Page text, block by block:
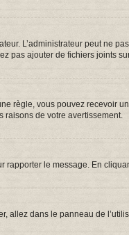
L’administrateur peut ne
pas ajouter de fichiers joints
vous pouvez recevoir
raisons de votre avertissement.
le message. En
allez dans le panneau de